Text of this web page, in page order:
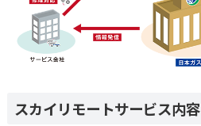
スカイリモートサービス内容